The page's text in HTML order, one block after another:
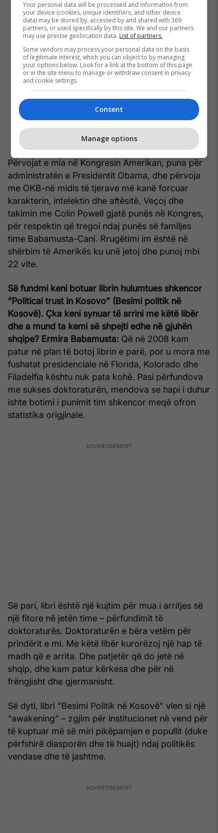
Përvojat e mia në Kongresin Amerikan, puna për
administratën e Presidentit Obama, dhe përvoja
me OKB-në midis të tjerave më kanë forcuar
karakterin, intelektin dhe aftësitë. Veçoj dhe
takimin me Colin Powell gjatë punës në Kongres,
për respektin që tregoi ndaj punës së familjes
time Babamusta-Cani. Rrugëtimi im është në
shërbim të Amerikës ku unë jetoj dhe punoj mbi
22 vite.
Së fundmi keni botuar librin hulumtues shkencor
“Political trust in Kosovo” (Besimi politik në
Kosovë). Çka keni synuar të arrini me këtë libër
dhe a mund ta kemi së shpejti edhe në gjuhën
shqipe? Ermira Babamusta: Që në 2008 kam
patur në plan të botoj librin e parë, por u mora me
fushatat presidenciale në Florida, Kolorado dhe
Filadelfia kështu nuk pata kohë. Pasi përfundova
me sukses doktoraturën, mendova se hapi i duhur
ishte botimi i punimit tim shkencor meqë ofron
statistika origjinale.
Së pari, libri është një kujtim për mua i arritjes së
një fitore në jetën time – përfundimit të
doktoraturës. Doktoraturën e bëra vetëm për
prindërit e mi. Me këtë libër kurorëzoj një hap të
madh që e arrita. Dhe patjetër që do jetë në
shqip, dhe kam patur kërkesa dhe për në
frëngjisht dhe gjermanisht.
Së dyti, libri “Besimi Politik në Kosovë” vlen si një
“awakening” – zgjim për institucionet në vend për
të kuptuar më së miri pikëpamjen e popullit (duke
përfshirë diasporën dhe të huajt) ndaj politikës
vendase dhe të jashtme.
Your personal data will be processed and information from
your device (cookies, unique identifiers, and other device
data) may be stored by, accessed by and shared with 369
partners, or used specifically by this site. We and our partners
may use precise geolocation data. List of partners.
Some vendors may process your personal data on the basis
of legitimate interest, which you can object to by managing
your options below. Look for a link at the bottom of this page
or in the site menu to manage or withdraw consent in privacy
and cookie settings.
Consent
Manage options